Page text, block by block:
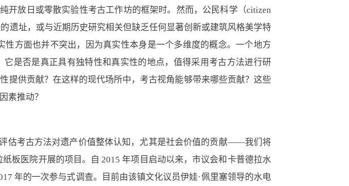
开放日或零散实验性考古工作坊的框架时。然而，公民科学（citizen
遗址，或与近期历史研究相关但缺乏任何显著创新或建筑风格美学特
方面也并不突出，因为真实性本身是一个多维度的概念。一个地方
是否是真正具有独特性和真实性的地点，值得采用考古方法进行研
提供贡献？在这样的现代场所中，考古视角能够带来哪些贡献？这些
素推动？
估考古方法对遗产价值整体认知，尤其是社会价值的贡献——我们将
板医院开展的项目。自 2015 年项目启动以来，市议会和卡普德拉水
年的一次参与式调查。目前由该镇文化议员伊娃·佩里塞领导的水电